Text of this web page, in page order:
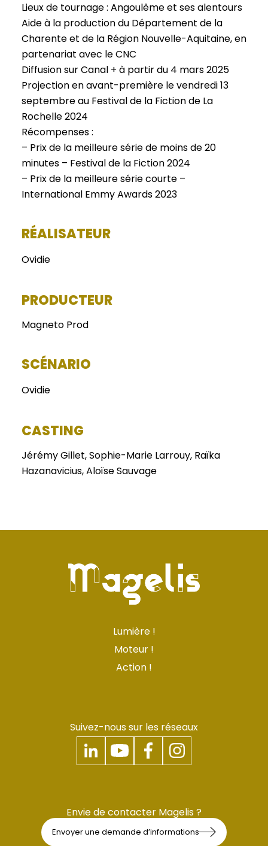
Lieux de tournage : Angoulême et ses alentours
Aide à la production du Département de la
Charente et de la Région Nouvelle-Aquitaine, en
partenariat avec le CNC
Diffusion sur Canal + à partir du 4 mars 2025
Projection en avant-première le vendredi 13
septembre au Festival de la Fiction de La
Rochelle 2024
Récompenses :
– Prix de la meilleure série de moins de 20
minutes – Festival de la Fiction 2024
– Prix de la meilleure série courte –
International Emmy Awards 2023
RÉALISATEUR
Ovidie
PRODUCTEUR
Magneto Prod
SCÉNARIO
Ovidie
CASTING
Jérémy Gillet, Sophie-Marie Larrouy, Raïka
Hazanavicius, Aloïse Sauvage
Lumière !
Moteur !
Action !
Suivez-nous sur les réseaux
Envie de contacter Magelis ?
Envoyer une demande d’informations